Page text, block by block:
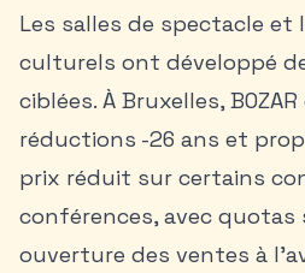
Les salles de spectacle et
culturels ont développé
ciblées. À Bruxelles,
réductions -26 ans et
prix réduit sur certains
conférences, avec quotas
ouverture des ventes à